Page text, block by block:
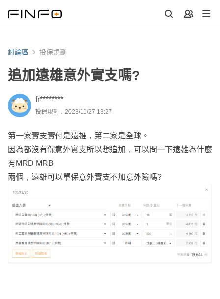
討論區 投保規劃
追加遠雄意外實支嗎?
fr********
投保規劃．2023/11/27 13:27
第一家實支實付是遠雄，第二家是全球。
因為都沒有保意外實支所以想追加，可以問一下遠雄為什麼
有MRD MRB
兩個，遠雄可以單保意外實支不加意外險嗎?